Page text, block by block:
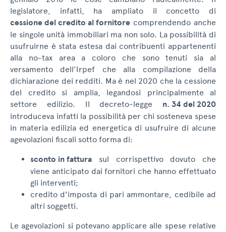
legislatore, infatti, ha ampliato il concetto di
cessione del credito al fornitore comprendendo anche
le singole unità immobiliari ma non solo. La possibilità di
usufruirne è stata estesa dai contribuenti appartenenti
alla no-tax area a coloro che sono tenuti sia al
versamento dell’Irpef che alla compilazione della
dichiarazione dei redditi. Ma è nel 2020 che la cessione
del credito si amplia, legandosi principalmente al
settore edilizio. Il decreto-legge n. 34 del 2020
introduceva infatti la possibilità per chi sosteneva spese
in materia edilizia ed energetica di usufruire di alcune
agevolazioni fiscali sotto forma di:
sconto in fattura sul corrispettivo dovuto che
viene anticipato dai fornitori che hanno effettuato
gli interventi;
credito d'imposta di pari ammontare, cedibile ad
altri soggetti.
Le agevolazioni si potevano applicare alle spese relative